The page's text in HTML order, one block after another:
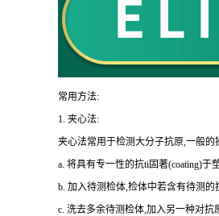
常用方法:
1. 夹心法:
夹心法常用于检测大分子抗原,一般的
a. 将具有专一性的抗ti固著(coating)于
b. 加入待测检体,检体中若含有待测
c. 洗去多余待测检体,加入另一种对抗